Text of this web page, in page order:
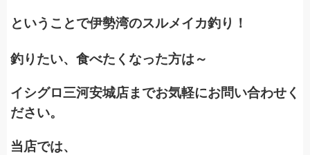
ということで伊勢湾のスルメイカ釣り！
釣りたい、食べたくなった方は～
イシグロ三河安城店までお気軽にお問い合わせく
ださい。
当店では、